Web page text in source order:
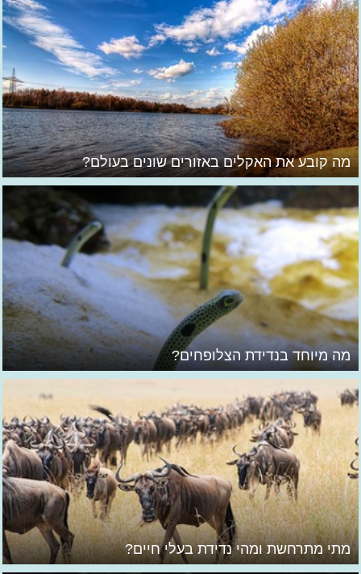
מה קובע את האקלים באזורים שונים בעולם?
מה מיוחד בנדידת הצלופחים?
מתי מתרחשת ומהי נדידת בעלי חיים?